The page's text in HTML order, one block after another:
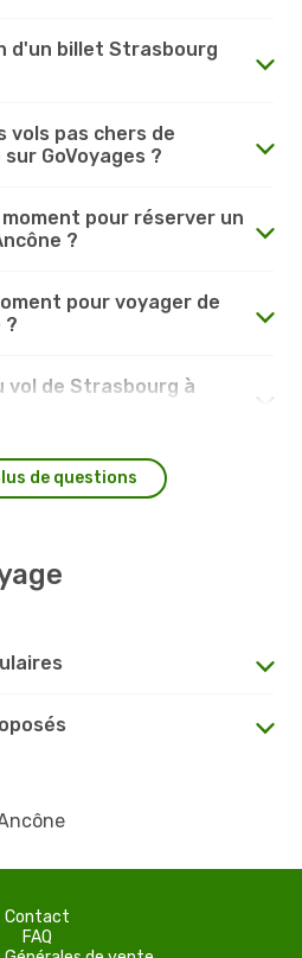
d'un billet Strasbourg
vols pas chers de
GoVoyages ?
pour réserver un
?
pour voyager de
?
vol de Strasbourg à
de questions
Contact
FAQ